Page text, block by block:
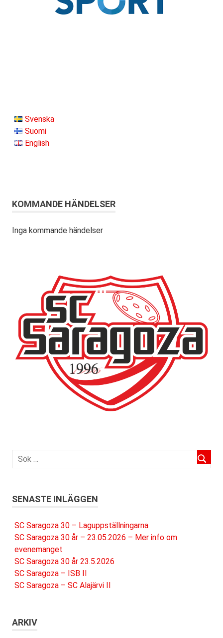
Svenska
Suomi
English
KOMMANDE HÄNDELSER
Inga kommande händelser
SENASTE INLÄGGEN
SC Saragoza 30 – Laguppställningarna
SC Saragoza 30 år – 23.05.2026 – Mer info om
evenemanget
SC Saragoza 30 år 23.5.2026
SC Saragoza – ISB II
SC Saragoza – SC Alajärvi II
ARKIV